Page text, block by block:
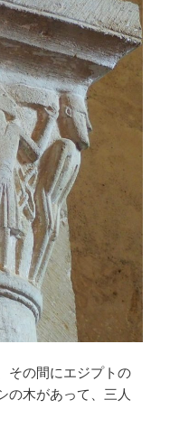
その間にエジプトの
の木があって、三人